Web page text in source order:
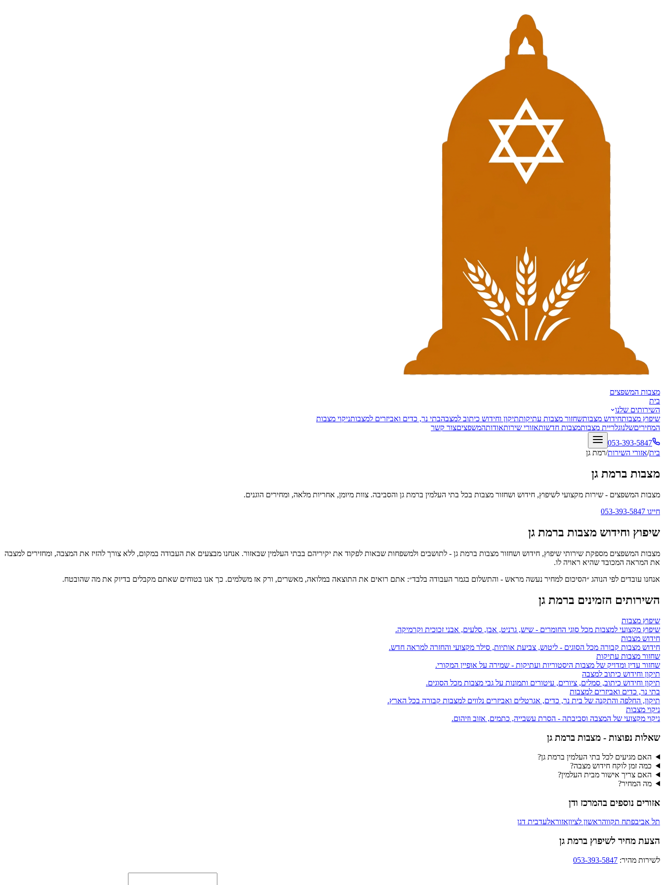
מצבות המשפצים
בית
השירותים שלנו
שיפוץ מצבותחידוש מצבותשחזור מצבות עתיקותתיקון וחידוש כיתוב למצבהבתי נר, כדים ואביזרים למצבותניקוי מצבות
המחיריםשלנוגלריית מצבותמצבות חדשותאזורי שירותאודותהמשפציםצור קשר
053-393-5847
בית/אזורי השירות/רמת גן
מצבות ברמת גן
מצבות המשפצים - שירות מקצועי לשיפוץ, חידוש ושחזור מצבות בכל בתי העלמין ברמת גן והסביבה. צוות מיומן, אחריות מלאה, ומחירים הוגנים.
חייגו 053-393-5847
שיפוץ וחידוש מצבות ברמת גן
מצבות המשפצים מספקת שירותי שיפוץ, חידוש ושחזור מצבות ברמת גן - לתושבים ולמשפחות שבאות לפקוד את יקיריהם בבתי העלמין שבאזור. אנחנו מבצעים את העבודה במקום, ללא צורך להזיז את המצבה, ומחזירים למצבה
את המראה המכובד שהיא ראויה לו.
אנחנו עובדים לפי הנוהג ״הסיכום למחיר נעשה מראש - והתשלום בגמר העבודה בלבד״: אתם רואים את התוצאה במלואה, מאשרים, ורק אז משלמים. כך אנו בטוחים שאתם מקבלים בדיוק את מה שהובטח.
השירותים הזמינים ברמת גן
שיפוץ מצבות
שיפוץ מקצועי למצבות מכל סוגי החומרים - שיש, גרניט, אבן, סלעים, אבני זכוכית וקרמיקה.
חידוש מצבות
חידוש מצבות קבורה מכל הסוגים - ליטוש, צביעת אותיות, סילר מקצועי והחזרה למראה חדש.
שחזור מצבות עתיקות
שחזור עדין ומדויק של מצבות היסטוריות ועתיקות - שמירה על אופיין המקורי.
תיקון וחידוש כיתוב למצבה
תיקון וחידוש כיתוב, סמלים, ציורים, עיטורים ותמונות על גבי מצבות מכל הסוגים.
בתי נר, כדים ואביזרים למצבות
תיקון, החלפה והתקנה של בית נר, כדים, אגרטלים ואביזרים נלווים למצבות קבורה בכל הארץ.
ניקוי מצבות
ניקוי מקצועי של המצבה וסביבתה - הסרת עשבייה, כתמים, אזוב וזיהום.
שאלות נפוצות - מצבות ברמת גן
האם מגיעים לכל בתי העלמין ברמת גן?
כמה זמן לוקח חידוש מצבה?
האם צריך אישור מבית העלמין?
מה המחיר?
אזורים נוספים בהמרכז ודן
תל אביבפתח תקווהראשון לציוןאזוראלעדבית דגן
הצעת מחיר לשיפוץ ברמת גן
לשירות מהיר: 053-393-5847